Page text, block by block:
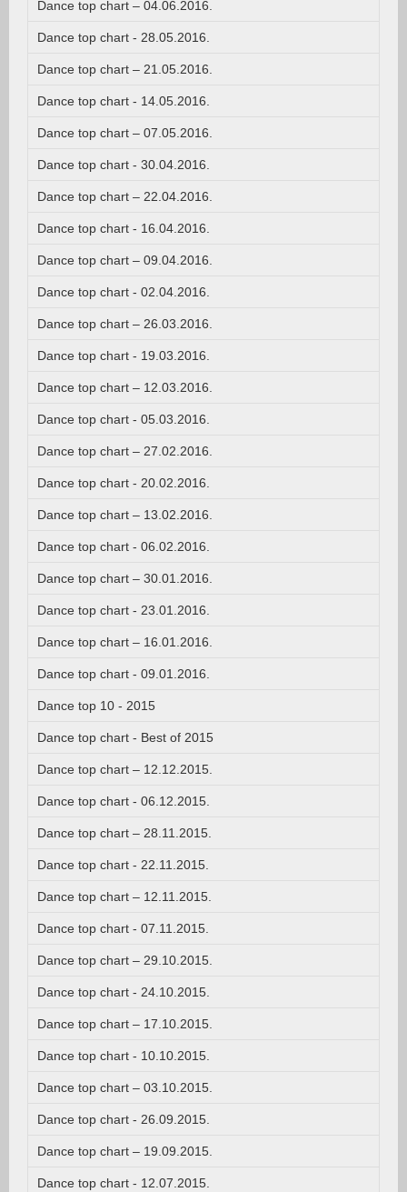
Dance top chart – 04.06.2016.
Dance top chart - 28.05.2016.
Dance top chart – 21.05.2016.
Dance top chart - 14.05.2016.
Dance top chart – 07.05.2016.
Dance top chart - 30.04.2016.
Dance top chart – 22.04.2016.
Dance top chart - 16.04.2016.
Dance top chart – 09.04.2016.
Dance top chart - 02.04.2016.
Dance top chart – 26.03.2016.
Dance top chart - 19.03.2016.
Dance top chart – 12.03.2016.
Dance top chart - 05.03.2016.
Dance top chart – 27.02.2016.
Dance top chart - 20.02.2016.
Dance top chart – 13.02.2016.
Dance top chart - 06.02.2016.
Dance top chart – 30.01.2016.
Dance top chart - 23.01.2016.
Dance top chart – 16.01.2016.
Dance top chart - 09.01.2016.
Dance top 10 - 2015
Dance top chart - Best of 2015
Dance top chart – 12.12.2015.
Dance top chart - 06.12.2015.
Dance top chart – 28.11.2015.
Dance top chart - 22.11.2015.
Dance top chart – 12.11.2015.
Dance top chart - 07.11.2015.
Dance top chart – 29.10.2015.
Dance top chart - 24.10.2015.
Dance top chart – 17.10.2015.
Dance top chart - 10.10.2015.
Dance top chart – 03.10.2015.
Dance top chart - 26.09.2015.
Dance top chart – 19.09.2015.
Dance top chart - 12.07.2015.